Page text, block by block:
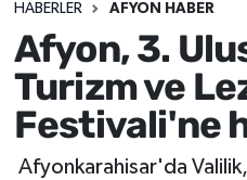
HABERLER AFYON HABER
Afyon, 3.
Turizm ve
Festivali'ne
Afyonkarahisar'da Valilik,
Sağlık
Eğitim